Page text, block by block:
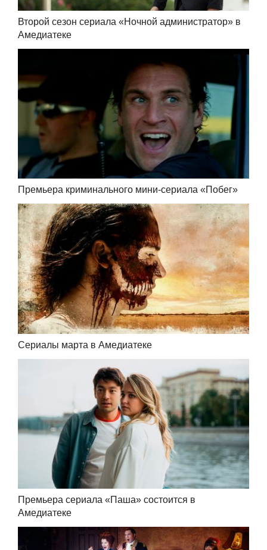
Второй сезон сериала «Ночной администратор» в
Амедиатеке
Премьера криминального мини-сериала «Побег»
Сериалы марта в Амедиатеке
Премьера сериала «Паша» состоится в
Амедиатеке